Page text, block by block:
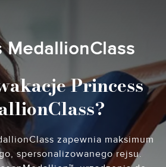
MedallionClass
Princess
zapewnia maksimum
spersonalizowanego rejsu.